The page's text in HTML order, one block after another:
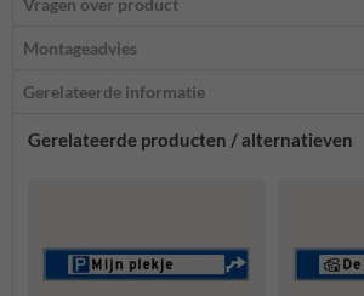
Montageadvies
Gerelateerde informatie
Gerelateerde producten / alternatieven